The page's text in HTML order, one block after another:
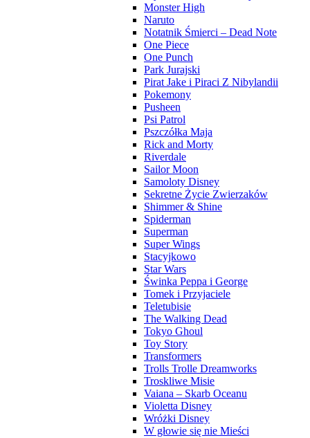
Monster High
Naruto
Notatnik Śmierci – Dead Note
One Piece
One Punch
Park Jurajski
Pirat Jake i Piraci Z Nibylandii
Pokemony
Pusheen
Psi Patrol
Pszczółka Maja
Rick and Morty
Riverdale
Sailor Moon
Samoloty Disney
Sekretne Życie Zwierzaków
Shimmer & Shine
Spiderman
Superman
Super Wings
Stacyjkowo
Star Wars
Świnka Peppa i George
Tomek i Przyjaciele
Teletubisie
The Walking Dead
Tokyo Ghoul
Toy Story
Transformers
Trolls Trolle Dreamworks
Troskliwe Misie
Vaiana – Skarb Oceanu
Violetta Disney
Wróżki Disney
W głowie się nie Mieści